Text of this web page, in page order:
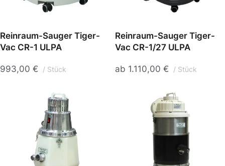
Reinraum-Sauger Tiger-
Vac CR-1 ULPA
993,00 € Stück
Reinraum-Sauger Tiger-
Vac CR-1/27 ULPA
ab 1.110,00 € Stück